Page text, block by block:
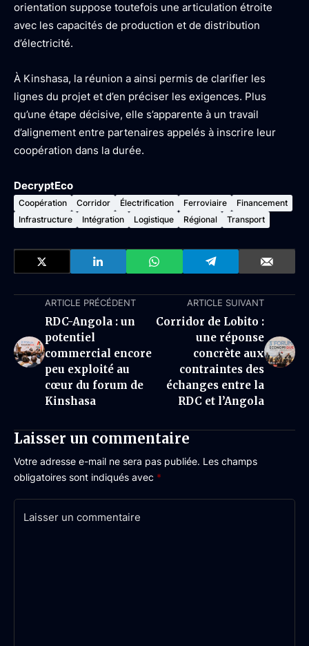
orientation suppose toutefois une articulation étroite
avec les capacités de production et de distribution
d’électricité.
À Kinshasa, la réunion a ainsi permis de clarifier les
lignes du projet et d’en préciser les exigences. Plus
qu’une étape décisive, elle s’apparente à un travail
d’alignement entre partenaires appelés à inscrire leur
coopération dans la durée.
DecryptEco
Coopération Corridor Électrification Ferroviaire
Financement
Infrastructure
Intégration Logistique Régional Transport
ARTICLE PRÉCÉDENT
RDC-Angola : un
potentiel
commercial encore
peu exploité au
cœur du forum de
Kinshasa
ARTICLE SUIVANT
Corridor de Lobito :
une réponse
concrète aux
contraintes des
échanges entre la
RDC et l’Angola
Laisser un commentaire
Votre adresse e-mail ne sera pas publiée. Les champs
obligatoires sont indiqués avec *